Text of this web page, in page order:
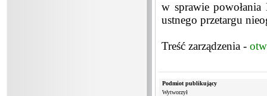
w sprawie
ustnego przetargu
Treść zarządzenia -
Podmiot publikujący
Wytworzył